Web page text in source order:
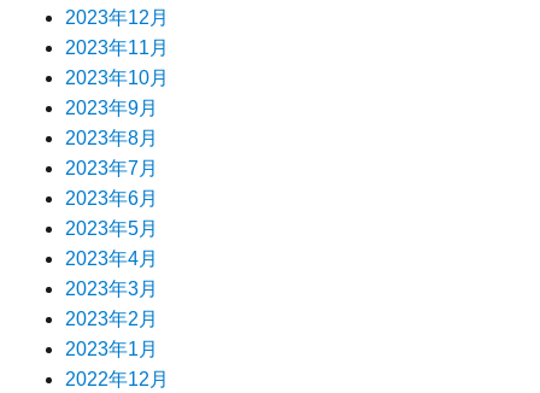
2023年12月
2023年11月
2023年10月
2023年9月
2023年8月
2023年7月
2023年6月
2023年5月
2023年4月
2023年3月
2023年2月
2023年1月
2022年12月